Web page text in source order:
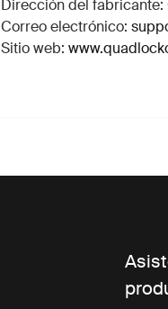
Dirección del fabricante:
Correo electrónico:
Sitio web: